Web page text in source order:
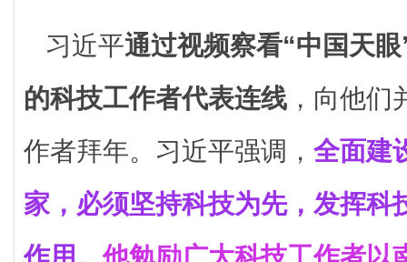
习近平通过视频察看“中国天
的科技工作者代表连线 ，向他
作者拜年。习近平强调， 全面建
家，必须坚持科技为先，发挥科